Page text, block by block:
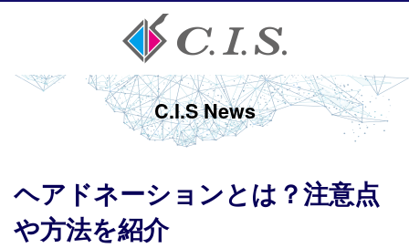
C.I.S News
ヘアドネーションとは？注意点
や方法を紹介